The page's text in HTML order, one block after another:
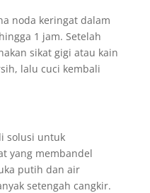
noda keringat dalam
1 jam. Setelah
sikat gigi atau kain
lalu cuci kembali
solusi untuk
yang membandel
putih dan air
setengah cangkir.